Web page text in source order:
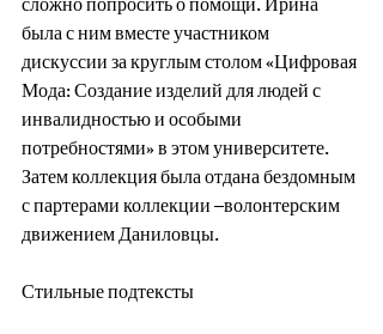
сложно попросить о помощи. Ирина
была с ним вместе участником
дискуссии за круглым столом «Цифровая
Мода: Создание изделий для людей с
инвалидностью и особыми
потребностями» в этом университете.
Затем коллекция была отдана бездомным
с партерами коллекции –волонтерским
движением Даниловцы.
Стильные подтексты